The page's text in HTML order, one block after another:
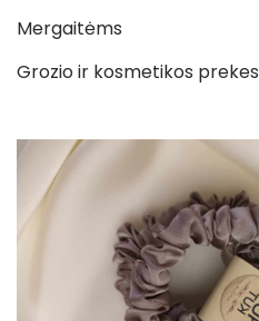
Mergaitėms
Grozio ir kosmetikos prekes